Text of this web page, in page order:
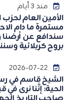
منذ 3 أيام
الأمين العام لحزب
مستمرة ما دام
سندافع عن أرضنا
بروح كربلائية
الشيخ قاسم في
الحية: إنَّنا نرى في